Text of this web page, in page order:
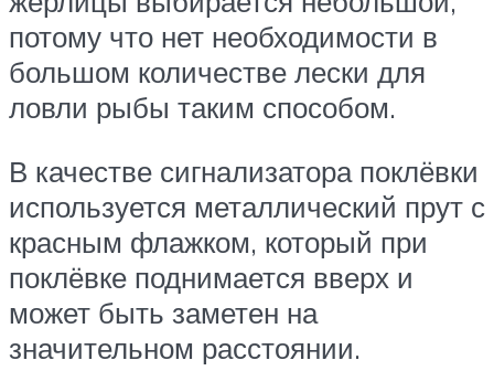
потому что нет необходимости в
большом количестве лески для
ловли рыбы таким способом.
В качестве сигнализатора поклёвки
используется металлический прут с
красным флажком, который при
поклёвке поднимается вверх и
может быть заметен на
значительном расстоянии.